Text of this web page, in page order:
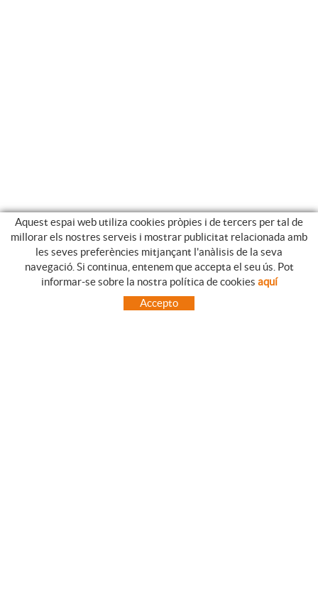
GUIA DE COMPRA
COM UTILITZAR LA NOSTRE BOTIGA ON-LINE
PREGUNTES FREQÜENTS
Aquest espai web utiliza cookies pròpies i de tercers per tal de
millorar els nostres serveis i mostrar publicitat relacionada amb
les seves preferències mitjançant l'anàlisis de la seva
navegació. Si continua, entenem que accepta el seu ús. Pot
informar-se sobre la nostra política de cookies aquí
Accepto